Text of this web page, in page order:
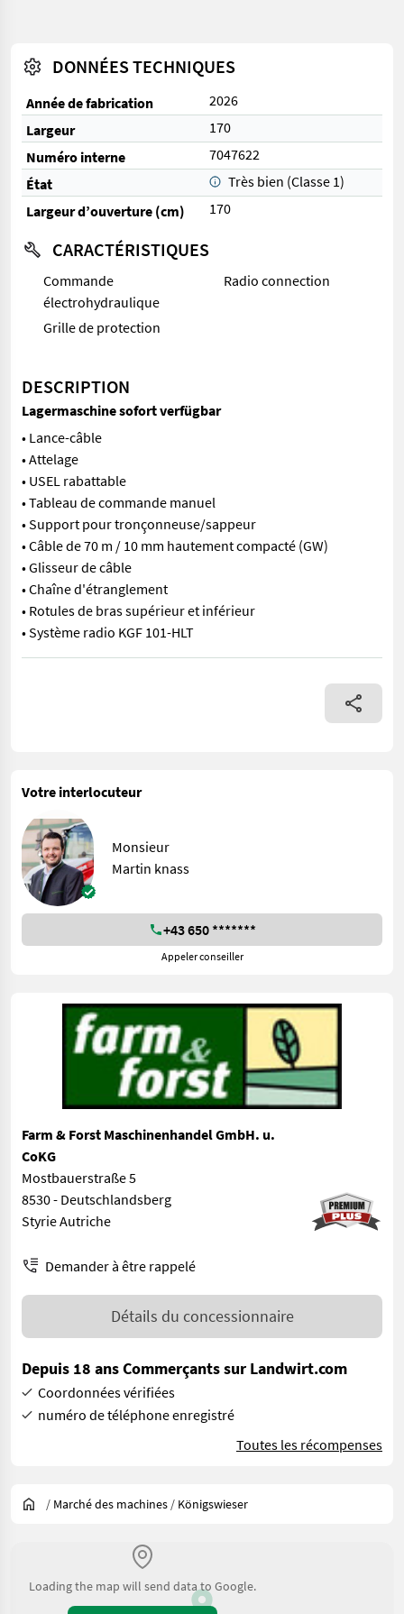
DONNÉES TECHNIQUES
Année de fabrication
2026
Largeur
170
Numéro interne
7047622
État
Très bien (Classe 1)
Largeur d’ouverture (cm)
170
CARACTÉRISTIQUES
Commande
électrohydraulique
Radio connection
Grille de protection
DESCRIPTION
Lagermaschine sofort verfügbar
• Lance-câble
• Attelage
• USEL rabattable
• Tableau de commande manuel
• Support pour tronçonneuse/sappeur
• Câble de 70 m / 10 mm hautement compacté (GW)
• Glisseur de câble
• Chaîne d'étranglement
• Rotules de bras supérieur et inférieur
• Système radio KGF 101-HLT
• Lance-câble • Attelage • USEL rabattable • Tableau de
Votre interlocuteur
Monsieur
Martin knass
+43 650 *******
Appeler conseiller
Farm & Forst Maschinenhandel GmbH. u.
CoKG
Mostbauerstraße 5
8530 - Deutschlandsberg
Styrie Autriche
Demander à être rappelé
Détails du concessionnaire
Depuis 18 ans Commerçants sur Landwirt.com
Coordonnées vérifiées
numéro de téléphone enregistré
Toutes les récompenses
/ Marché des machines / Königswieser
Loading the map will send data to Google.